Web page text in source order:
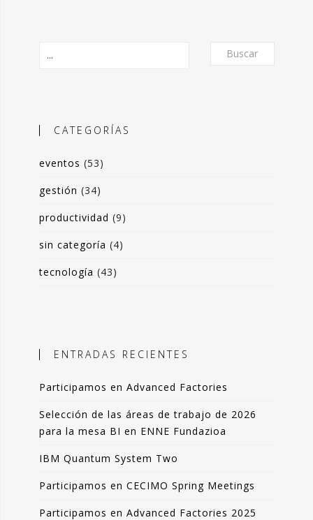
un formato de micro-posts que
experiencias en torno a la
de datos. Desde herramientas de apoyo
para optimización de procesos
la toma de decisiones.
comparto esas experiencias,
de forma resumida pero clara. La
artículos los podrás leer en 3-4
tu tiempo.
lo disfrutes tanto como yo.
Sáenz -
Buscar
CATEGORÍAS
eventos (53)
gestión (34)
productividad (9)
sin categoría (4)
tecnología (43)
ENTRADAS RECIENTES
Participamos en Advanced Factories
Selección de las áreas de trabajo de 2026
para la mesa BI en ENNE Fundazioa
IBM Quantum System Two
Participamos en CECIMO Spring Meetings
Participamos en Advanced Factories 2025